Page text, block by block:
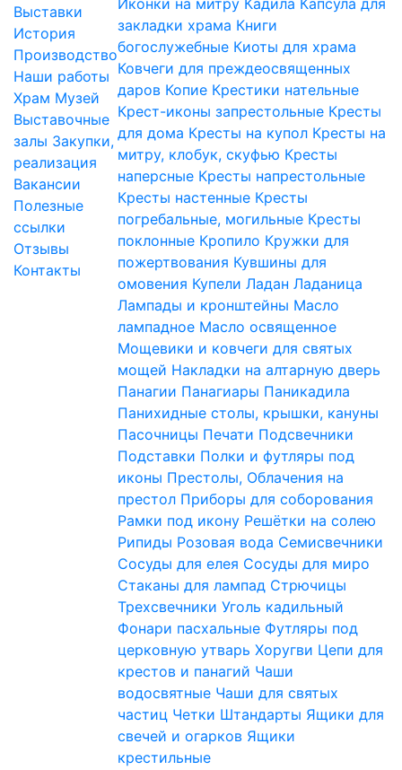
Выставки
История
Производство
Наши работы
Храм Музей
Выставочные
залы Закупки,
реализация
Вакансии
Полезные
ссылки
Отзывы
Контакты
Иконки на митру Кадила Капсула для
закладки храма Книги
богослужебные Киоты для храма
Ковчеги для преждеосвященных
даров Копие Крестики нательные
Крест-иконы запрестольные Кресты
для дома Кресты на купол Кресты на
митру, клобук, скуфью Кресты
наперсные Кресты напрестольные
Кресты настенные Кресты
погребальные, могильные Кресты
поклонные Кропило Кружки для
пожертвования Кувшины для
омовения Купели Ладан Ладаница
Лампады и кронштейны Масло
лампадное Масло освященное
Мощевики и ковчеги для святых
мощей Накладки на алтарную дверь
Панагии Панагиары Паникадила
Панихидные столы, крышки, кануны
Пасочницы Печати Подсвечники
Подставки Полки и футляры под
иконы Престолы, Облачения на
престол Приборы для соборования
Рамки под икону Решётки на солею
Рипиды Розовая вода Семисвечники
Сосуды для елея Сосуды для миро
Стаканы для лампад Стрючицы
Трехсвечники Уголь кадильный
Фонари пасхальные Футляры под
церковную утварь Хоругви Цепи для
крестов и панагий Чаши
водосвятные Чаши для святых
частиц Четки Штандарты Ящики для
свечей и огарков Ящики
крестильные